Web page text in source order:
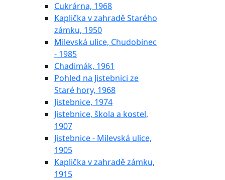
Cukrárna, 1968
Kaplička v zahradě Starého
zámku, 1950
Milevská ulice, Chudobinec
- 1985
Chadimák, 1961
Pohled na Jistebnici ze
Staré hory, 1968
Jistebnice, 1974
Jistebnice, škola a kostel,
1907
Jistebnice - Milevská ulice,
1905
Kaplička v zahradě zámku,
1915